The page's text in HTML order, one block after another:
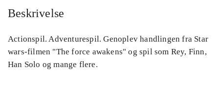
Beskrivelse
Actionspil. Adventurespil. Genoplev handlingen fra Star
wars-filmen "The force awakens" og spil som Rey, Finn,
Han Solo og mange flere.